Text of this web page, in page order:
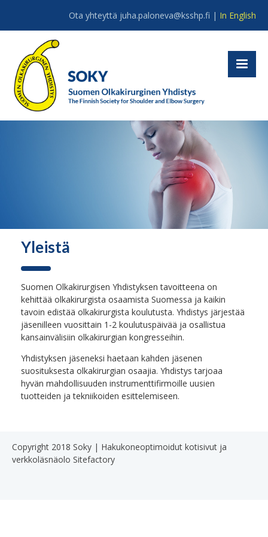
Ota yhteyttä juha.paloneva@ksshp.fi | In English
Yleistä
Suomen Olkakirurgisen Yhdistyksen tavoitteena on
kehittää olkakirurgista osaamista Suomessa ja kaikin
tavoin edistää olkakirurgista koulutusta. Yhdistys järjestää
jäsenilleen vuosittain 1-2 koulutuspäivää ja osallistua
kansainvälisiin olkakirurgian kongresseihin.
Yhdistyksen jäseneksi haetaan kahden jäsenen
suosituksesta olkakirurgian osaajia. Yhdistys tarjoaa
hyvän mahdollisuuden instrumenttifirmoille uusien
tuotteiden ja tekniikoiden esittelemiseen.
Copyright 2018 Soky | Hakukoneoptimoidut kotisivut ja
verkkoläsnäolo Sitefactory